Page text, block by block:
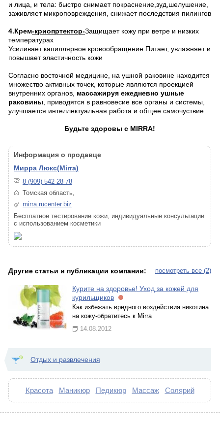
и лица, и тела: быстро снимает покраснение,зуд,шелушение,
заживляет микроповреждения, снижает последствия пилингов
4.Крем-криопртектор-Защищает кожу при ветре и низких
температурах
Усиливает капиллярное кровообращение.Питает, увлажняет и
повышает эластичность кожи
Согласно восточной медицине, на ушной раковине находится
множество активных точек, которые являются проекцией
внутренних органов, массажируя ежедневно ушные
раковины , приводятся в равновесие все органы и системы,
улучшается интеллектуальная работа и общее самочуствие.
Будьте здоровы с MIRRA!
Информация о продавце
Мирра Люкс(Mirra)
8 (909) 542-28-78
Томская область,
mirra.rucenter.biz
Бесплатное тестирование кожи, индивидуальные консультации
с использованием косметики
посмотреть все (2)
Другие статьи и публикации компании:
Курите на здоровье! Уход за кожей для
курильщиков
Как избежать вредного воздействия никотина
на кожу-обратитесь к Mirra
14.08.2012
Отдых и развлечения
Красота Маникюр Педикюр Массаж Солярий